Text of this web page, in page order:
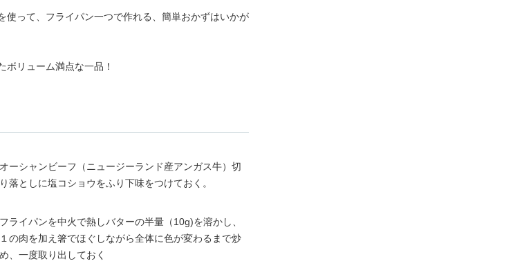
って、フライパン一つで作れる、簡単おかずはいかが
リューム満点な一品！
オーシャンビーフ（ニュージーランド産アンガス牛）切
り落としに塩コショウをふり下味をつけておく。
フライパンを中火で熱しバターの半量（10g)を溶かし、
１の肉を加え箸でほぐしながら全体に色が変わるまで炒
め、一度取り出しておく